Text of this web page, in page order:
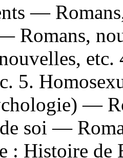
—
Romans,
5.
—
soi —
: Histoire